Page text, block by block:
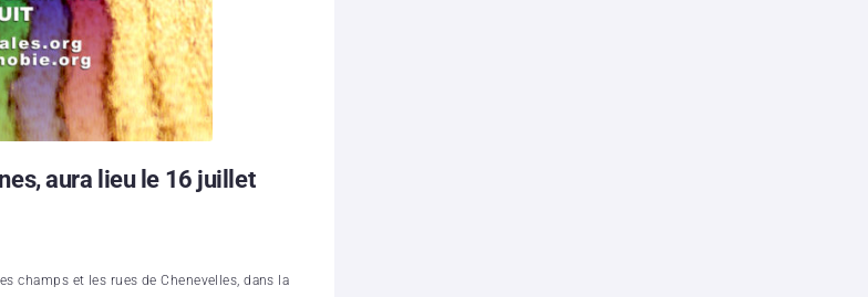
aura lieu le 16 juillet
champs et les rues de Chenevelles, dans la